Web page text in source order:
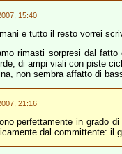
15:40
e tutto il resto vorrei
rimasti sorpresi dal
di ampi viali con piste
non sembra affatto di
21:16
perfettamente in grado
dal committente: il